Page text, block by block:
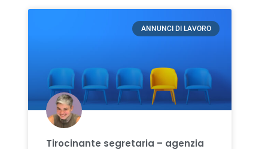
ANNUNCI DI LAVORO
Tirocinante segretaria – agenzia